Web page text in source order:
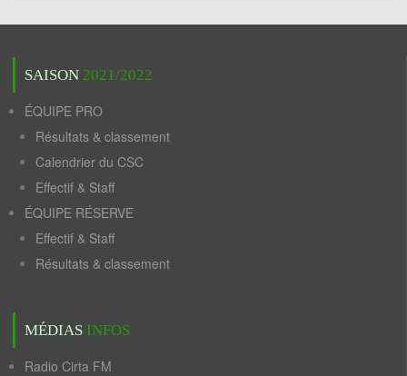
SAISON 2021/2022
ÉQUIPE PRO
Résultats & classement
Calendrier du CSC
Effectif & Staff
ÉQUIPE RÉSERVE
Effectif & Staff
Résultats & classement
MÉDIAS INFOS
Radio Cirta FM